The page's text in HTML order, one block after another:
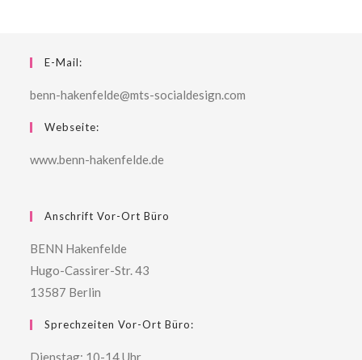
E-Mail:
benn-hakenfelde@mts-socialdesign.com
Webseite:
www.benn-hakenfelde.de
Anschrift Vor-Ort Büro
BENN Hakenfelde
Hugo-Cassirer-Str. 43
13587 Berlin
Sprechzeiten Vor-Ort Büro:
Dienstag: 10-14 Uhr